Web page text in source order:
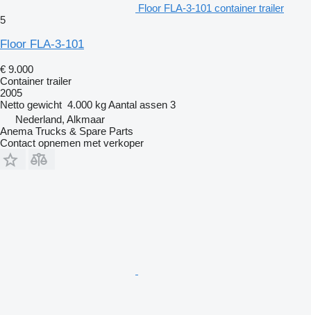
Floor FLA-3-101 container trailer
5
Floor FLA-3-101
€ 9.000
Container trailer
2005
Netto gewicht 4.000 kgAantal assen 3
Nederland, Alkmaar
Anema Trucks & Spare Parts
Contact opnemen met verkoper